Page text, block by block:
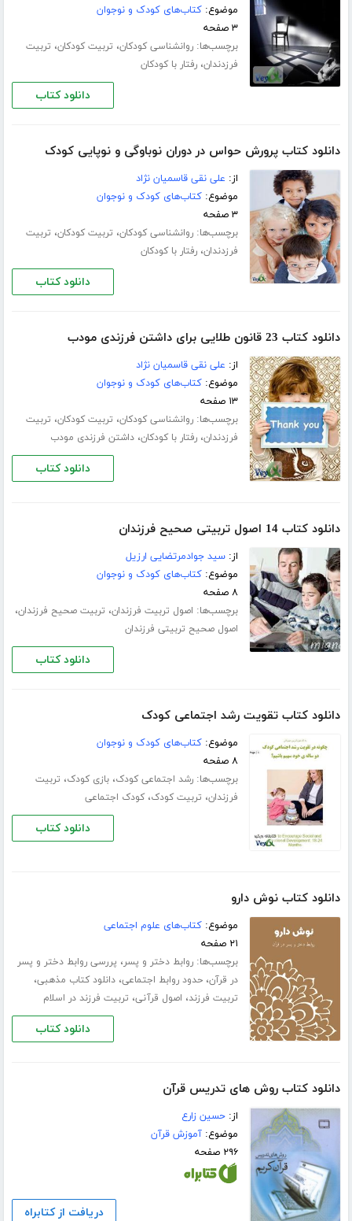
موضوع:کتاب‌های کودک و نوجوان
۳ صفحه
برچسب‌ها:روانشناسی کودکان، تربیت کودکان، تربیت
فرزدندان،رفتار با کودکان
دانلود کتاب
دانلود کتاب پرورش حواس در دوران نوباوگی و نوپایی کودک
از: علی نقی قاسمیان نژاد
موضوع:کتاب‌های کودک و نوجوان
۳ صفحه
برچسب‌ها:روانشناسی کودکان، تربیت کودکان، تربیت
فرزدندان،رفتار با کودکان
دانلود کتاب
دانلود کتاب 23 قانون طلایی برای داشتن فرزندی مودب
از: علی نقی قاسمیان نژاد
موضوع:کتاب‌های کودک و نوجوان
۱۳ صفحه
برچسب‌ها:روانشناسی کودکان، تربیت کودکان، تربیت
فرزدندان،رفتار با کودکان،داشتن فرزندی مودب
دانلود کتاب
دانلود کتاب 14 اصول تربیتی صحیح فرزندان
از:سید جوادمرتضایی ارزیل
موضوع:کتاب‌های کودک و نوجوان
۸ صفحه
برچسب‌ها: اصول تربیت فرزندان، تربیت صحیح فرزندان،
اصول صحیح تربیتی فرزندان
دانلود کتاب
دانلود کتاب تقویت رشد اجتماعی کودک
موضوع:کتاب‌های کودک و نوجوان
۸ صفحه
برچسب‌ها:رشد اجتماعی کودک،بازی کودک، تربیت
فرزندان، تربیت کودک،کودک اجتماعی
دانلود کتاب
دانلود کتاب نوش دارو
موضوع:کتاب‌های علوم اجتماعی
۲۱ صفحه
برچسب‌ها:روابط دختر و پسر، پررسی روابط دختر و پسر
در قرآن،حدود روابط اجتماعی،دانلود کتاب مذهبی،
تربیت فرزند، اصول قرآنی، تربیت فرزند در اسلام
دانلود کتاب
دانلود کتاب روش های تدریس قرآن
از:حسین زارع
موضوع:آموزش قرآن
۲۹۶ صفحه
دریافت از کتابراه